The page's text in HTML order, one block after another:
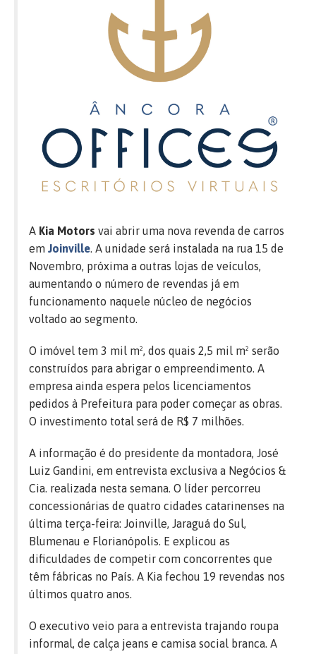
A Kia Motors vai abrir uma nova revenda de carros
em Joinville. A unidade será instalada na rua 15 de
Novembro, próxima a outras lojas de veículos,
aumentando o número de revendas já em
funcionamento naquele núcleo de negócios
voltado ao segmento.
O imóvel tem 3 mil m², dos quais 2,5 mil m² serão
construídos para abrigar o empreendimento. A
empresa ainda espera pelos licenciamentos
pedidos à Prefeitura para poder começar as obras.
O investimento total será de R$ 7 milhões.
A informação é do presidente da montadora, José
Luiz Gandini, em entrevista exclusiva a Negócios &
Cia. realizada nesta semana. O líder percorreu
concessionárias de quatro cidades catarinenses na
última terça-feira: Joinville, Jaraguá do Sul,
Blumenau e Florianópolis. E explicou as
dificuldades de competir com concorrentes que
têm fábricas no País. A Kia fechou 19 revendas nos
últimos quatro anos.
O executivo veio para a entrevista trajando roupa
informal, de calça jeans e camisa social branca. A